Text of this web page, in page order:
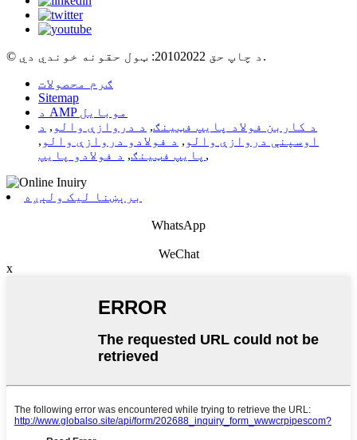
© د چاپ حق 20102022: ټول حقونه خوندي دي.
ګرم محصولات
Sitemap
د AMP موبایل
د کاربن فولاد پایپ فټینګ, د دروازې والو , د
اوسپنې دروازې والو , د فولادو دروازې والو ,
پایپ فټینګ, د فولادو پایپ ,
برېښنا لیک ولېږه
WhatsApp
WeChat
x